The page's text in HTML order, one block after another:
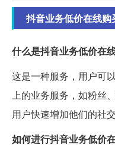
抖音业务低价在线购
什么是抖音业务低价在
这是一种服务，用户可
上的业务服务，如粉丝
用户快速增加他们的社
如何进行抖音业务低价